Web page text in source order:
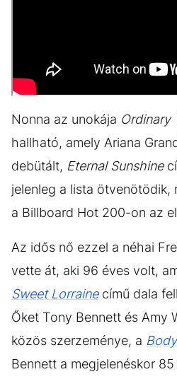
Nonna az unokája Ordinary
hallható, amely Ariana
debütált, Eternal Sunshine
jelenleg a lista ötvenötödik,
a Billboard Hot 200-on az
Az idős nő ezzel a néhai
vette át, aki 96 éves volt,
Sweet Lorrainecímű dala
Őket Tony Bennett és Amy
közös szerzeménye, a
Bennett a megjelenéskor